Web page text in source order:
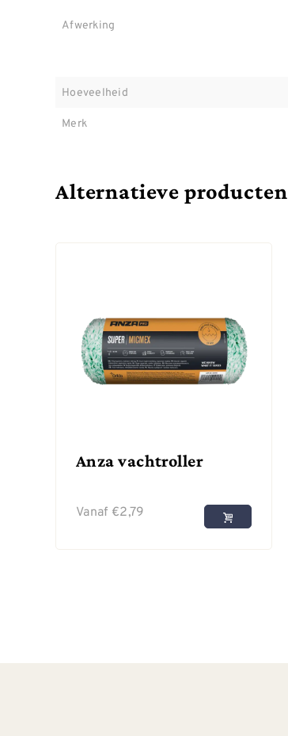
Afwerking
Hoeveelheid
Merk
Alternatieve producten
Anza vachtroller
Vanaf €2,79